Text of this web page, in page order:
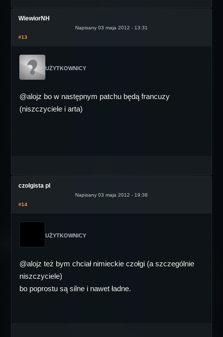
WiewiorNH
Napisany 03 maja 2012 - 13:31
#13
UŻYTKOWNICY
@alojz bo w następnym patchu będą francuzy
(niszczyciele i arta)
czolgista pl
Napisany 03 maja 2012 - 19:38
#14
UŻYTKOWNICY
@alojz też bym chciał nimieckie czołgi (a szczególnie
niszczyciele)
bo poprostu są silne i nawet ładne.